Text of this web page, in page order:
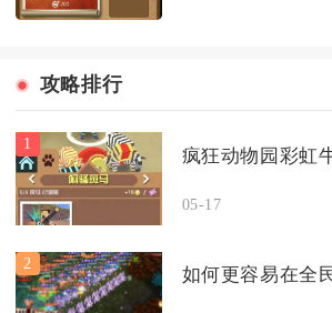
攻略排行
1
05-17
2
如何更容易在全